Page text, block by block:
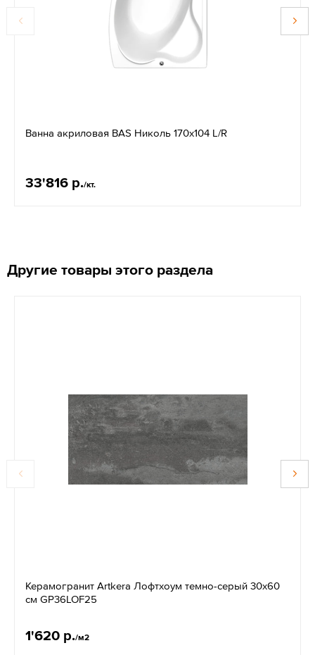
Ванна акриловая BAS Николь 170х104 L/R
33'816 р./кт.
Другие товары этого раздела
Керамогранит Artkera Лофтхоум темно-серый 30x60
см GP36LOF25
1'620 р./м2